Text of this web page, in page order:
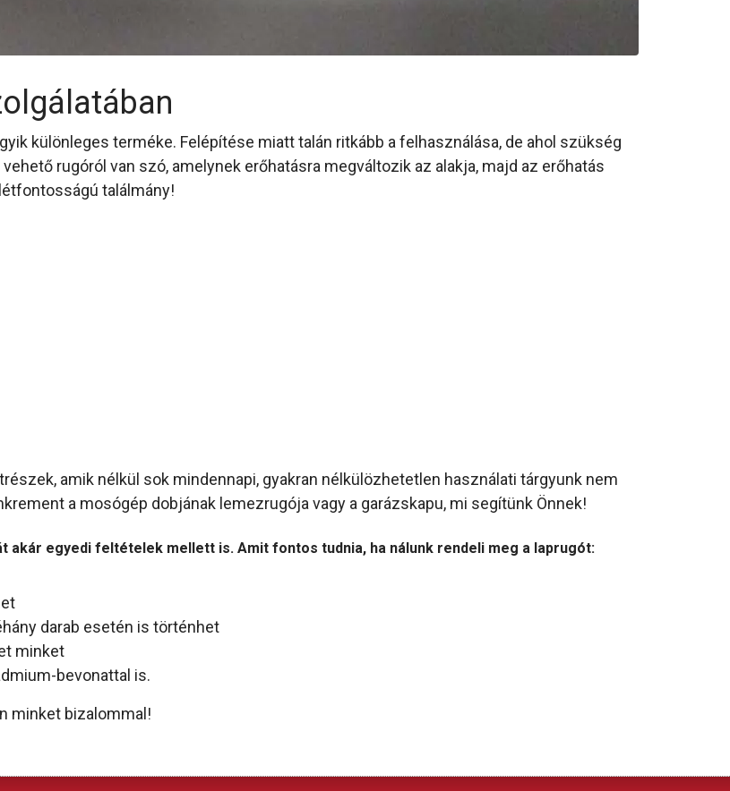
különleges terméke. Felépítése miatt talán ritkább a felhasználása, de ahol szükség
rugóról van szó, amelynek erőhatásra megváltozik az alakja, majd az erőhatás
találmány!
amik nélkül sok mindennapi, gyakran nélkülözhetetlen használati tárgyunk nem
a mosógép dobjának lemezrugója vagy a garázskapu, mi segítünk Önnek!
akár egyedi feltételek mellett is. Amit fontos tudnia, ha nálunk rendeli meg a laprugót:
darab esetén is történhet
minket
bevonattal is.
minket bizalommal!